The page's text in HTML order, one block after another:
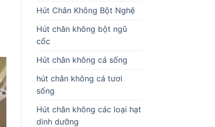
Hút Chân Không Bột Nghệ
Hút chân không bột ngũ
cốc
Hút chân không cá sống
hút chân không cá tươi
sống
Hút chân không các loại hạt
dinh dưỡng